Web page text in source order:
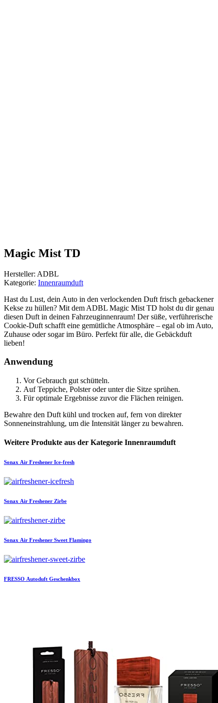
Magic Mist TD
Hersteller: ADBL
Kategorie: Innenraumduft
Hast du Lust, dein Auto in den verlockenden Duft frisch gebackener
Kekse zu hüllen? Mit dem ADBL Magic Mist TD holst du dir genau
diesen Duft in deinen Fahrzeuginnenraum! Der süße, verführerische
Cookie-Duft schafft eine gemütliche Atmosphäre – egal ob im Auto,
Zuhause oder sogar im Büro. Perfekt für alle, die Gebäckduft
lieben!
Anwendung
Vor Gebrauch gut schütteln.
Auf Teppiche, Polster oder unter die Sitze sprühen.
Für optimale Ergebnisse zuvor die Flächen reinigen.
Bewahre den Duft kühl und trocken auf, fern von direkter
Sonneneinstrahlung, um die Intensität länger zu bewahren.
Weitere Produkte aus der Kategorie Innenraumduft
Sonax Air Freshener Ice-fresh
Sonax Air Freshener Zirbe
Sonax Air Freshener Sweet Flamingo
FRESSO Autoduft Geschenkbox